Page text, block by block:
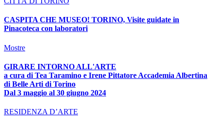
CASPITA CHE MUSEO! TORINO, Visite guidate in
Pinacoteca con laboratori
Mostre
GIRARE INTORNO ALL'ARTE
a cura di Tea Taramino e Irene Pittatore Accademia Albertina
di Belle Arti di Torino
Dal 3 maggio al 30 giugno 2024
RESIDENZA D’ARTE